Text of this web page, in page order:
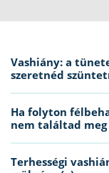
Vashiány: a
szeretnéd
Ha folyton
nem találtad
Terhességi